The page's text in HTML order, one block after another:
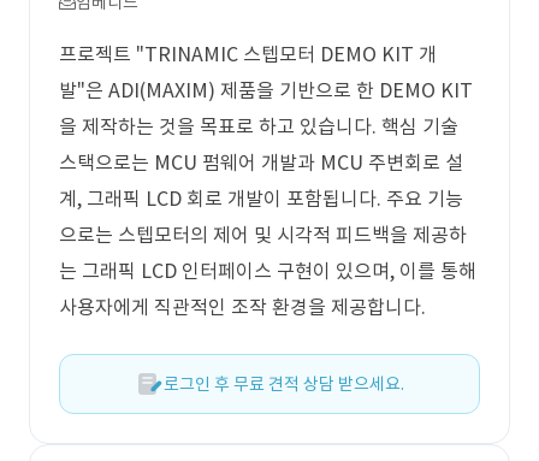
프로젝트 "TRINAMIC 스텝모터 DEMO KIT 개
발"은 ADI(MAXIM) 제품을 기반으로 한 DEMO KIT
을 제작하는 것을 목표로 하고 있습니다. 핵심 기술
스택으로는 MCU 펌웨어 개발과 MCU 주변회로 설
계, 그래픽 LCD 회로 개발이 포함됩니다. 주요 기능
으로는 스텝모터의 제어 및 시각적 피드백을 제공하
는 그래픽 LCD 인터페이스 구현이 있으며, 이를 통해
사용자에게 직관적인 조작 환경을 제공합니다.
로그인 후 무료 견적 상담 받으세요.